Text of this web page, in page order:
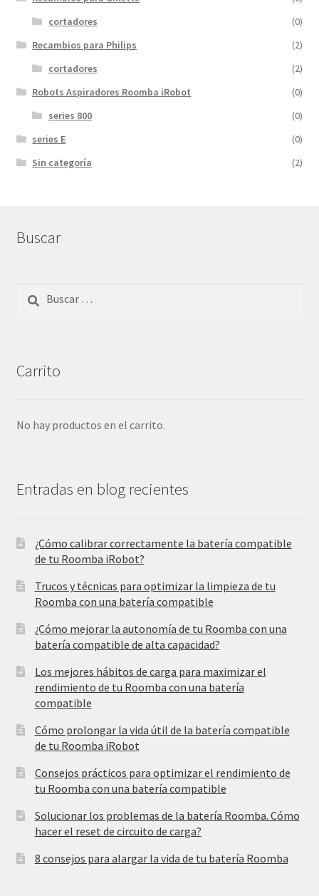
cortadores
(0)
Recambios para Philips
(2)
cortadores
(2)
Robots Aspiradores Roomba iRobot
(0)
series 800
(0)
series E
(0)
Sin categoría
(2)
Buscar
Carrito
No hay productos en el carrito.
Entradas en blog recientes
¿Cómo calibrar correctamente la batería compatible
de tu Roomba iRobot?
Trucos y técnicas para optimizar la limpieza de tu
Roomba con una batería compatible
¿Cómo mejorar la autonomía de tu Roomba con una
batería compatible de alta capacidad?
Los mejores hábitos de carga para maximizar el
rendimiento de tu Roomba con una batería
compatible
Cómo prolongar la vida útil de la batería compatible
de tu Roomba iRobot
Consejos prácticos para optimizar el rendimiento de
tu Roomba con una batería compatible
Solucionar los problemas de la batería Roomba. Cómo
hacer el reset de circuito de carga?
8 consejos para alargar la vida de tu batería Roomba